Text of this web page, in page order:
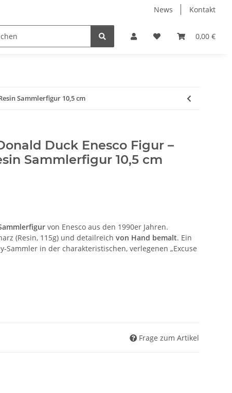
News Kontakt
0,00 €
Neuware Schmuck
Sammlerfigur 10,5 cm
Duck Enesco Figur –
Sammlerfigur 10,5 cm
von Enesco aus den 1990er Jahren.
(Resin, 115g) und detailreich von Hand bemalt. Ein
Sammler in der charakteristischen, verlegenen „Excuse
Frage zum Artikel